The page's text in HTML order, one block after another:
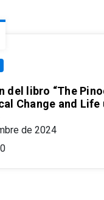
del libro “The
Change and Life
de 2024